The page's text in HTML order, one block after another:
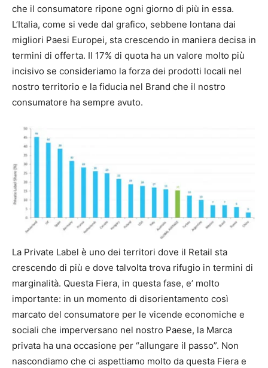
che il consumatore ripone ogni giorno di più in essa.
L’Italia, come si vede dal grafico, sebbene lontana dai
migliori Paesi Europei, sta crescendo in maniera decisa in
termini di offerta. Il 17% di quota ha un valore molto più
incisivo se consideriamo la forza dei prodotti locali nel
nostro territorio e la fiducia nel Brand che il nostro
consumatore ha sempre avuto.
La Private Label è uno dei territori dove il Retail sta
crescendo di più e dove talvolta trova rifugio in termini di
marginalità. Questa Fiera, in questa fase, e’ molto
importante: in un momento di disorientamento così
marcato del consumatore per le vicende economiche e
sociali che imperversano nel nostro Paese, la Marca
privata ha una occasione per “allungare il passo”. Non
nascondiamo che ci aspettiamo molto da questa Fiera e